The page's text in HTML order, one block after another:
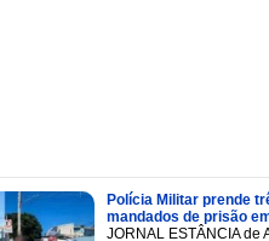
Polícia Militar prende
mandados de prisão
JORNAL ESTÂNCIA de